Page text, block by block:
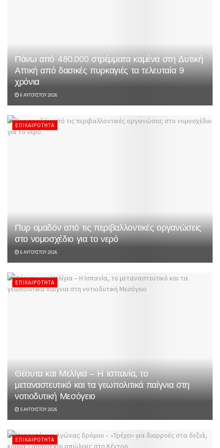
Πάνω από 480.000 στρέμματα καμένα στη Δυτική
Αττική από δασικές πυρκαγιές τα τελευταία 9
χρόνια
6 ΑΥΓΟΎΣΤΟΥ 2026
ΕΠΙΚΑΙΡΌΤΗΤΑ
Πυρ ομαδόν από τις περιβαλλοντικές οργανώσεις
στο νομοσχέδιο για το νερό
6 ΑΥΓΟΎΣΤΟΥ 2026
ΕΠΙΚΑΙΡΌΤΗΤΑ
Θέουτα και Μελίγια – Η Ισπανία, το
μεταναστευτικό και τα γεωπολιτικά παίγνια στη
νοτιοδυτική Μεσόγειο
5 ΑΥΓΟΎΣΤΟΥ 2026
ΕΠΙΚΑΙΡΌΤΗΤΑ